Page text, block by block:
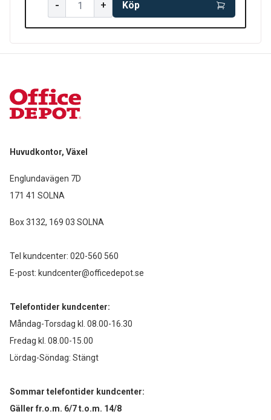
- + Köp
Huvudkontor, Växel
Englundavägen 7D
171 41 SOLNA
Box 3132, 169 03 SOLNA
Tel kundcenter: 020-560 560
E-post: kundcenter@officedepot.se
Telefontider kundcenter:
Måndag-Torsdag kl. 08.00-16.30
Fredag kl. 08.00-15.00
Lördag-Söndag: Stängt
Sommar telefontider kundcenter:
Gäller fr.o.m. 6/7 t.o.m. 14/8